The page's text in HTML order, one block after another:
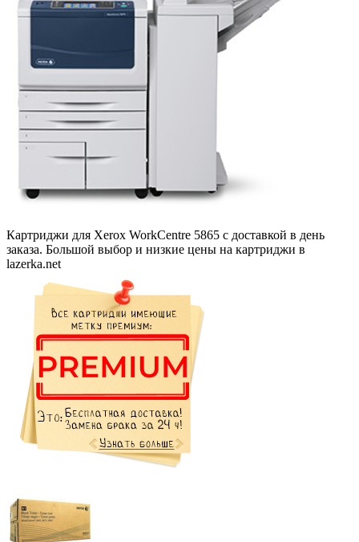
Картриджи для Xerox WorkCentre 5865 с доставкой в день
заказа. Большой выбор и низкие цены на картриджи в
lazerka.net